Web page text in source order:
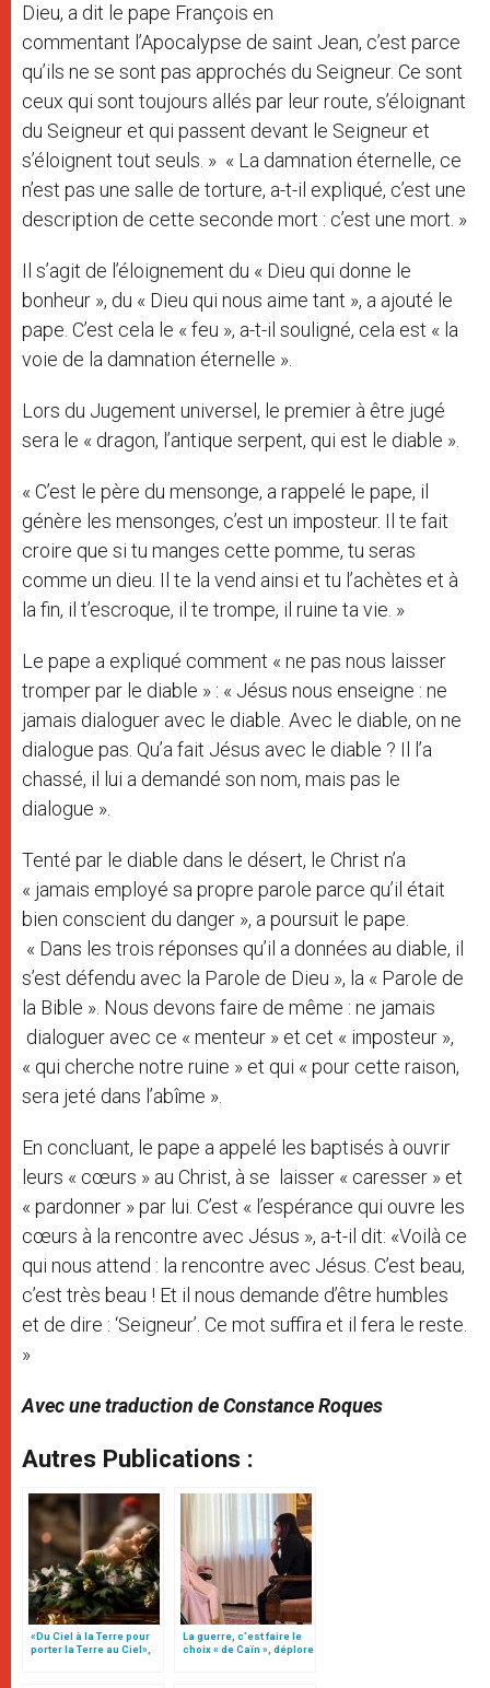
Dieu, a dit le pape François en
commentant l’Apocalypse de saint Jean, c’est parce
qu’ils ne se sont pas approchés du Seigneur. Ce sont
ceux qui sont toujours allés par leur route, s’éloignant
du Seigneur et qui passent devant le Seigneur et
s’éloignent tout seuls. » « La damnation éternelle, ce
n’est pas une salle de torture, a-t-il expliqué, c’est une
description de cette seconde mort : c’est une mort. »
Il s’agit de l’éloignement du « Dieu qui donne le
bonheur », du « Dieu qui nous aime tant », a ajouté le
pape. C’est cela le « feu », a-t-il souligné, cela est « la
voie de la damnation éternelle ».
Lors du Jugement universel, le premier à être jugé
sera le « dragon, l’antique serpent, qui est le diable ».
« C’est le père du mensonge, a rappelé le pape, il
génère les mensonges, c’est un imposteur. Il te fait
croire que si tu manges cette pomme, tu seras
comme un dieu. Il te la vend ainsi et tu l’achètes et à
la fin, il t’escroque, il te trompe, il ruine ta vie. »
Le pape a expliqué comment « ne pas nous laisser
tromper par le diable » : « Jésus nous enseigne : ne
jamais dialoguer avec le diable. Avec le diable, on ne
dialogue pas. Qu’a fait Jésus avec le diable ? Il l’a
chassé, il lui a demandé son nom, mais pas le
dialogue ».
Tenté par le diable dans le désert, le Christ n’a
« jamais employé sa propre parole parce qu’il était
bien conscient du danger », a poursuit le pape.
« Dans les trois réponses qu’il a données au diable, il
s’est défendu avec la Parole de Dieu », la « Parole de
la Bible ». Nous devons faire de même : ne jamais
dialoguer avec ce « menteur » et cet « imposteur »,
« qui cherche notre ruine » et qui « pour cette raison,
sera jeté dans l’abîme ».
En concluant, le pape a appelé les baptisés à ouvrir
leurs « cœurs » au Christ, à se laisser « caresser » et
« pardonner » par lui. C’est « l’espérance qui ouvre les
cœurs à la rencontre avec Jésus », a-t-il dit: «Voilà ce
qui nous attend : la rencontre avec Jésus. C’est beau,
c’est très beau ! Et il nous demande d’être humbles
et de dire : ‘Seigneur’. Ce mot suffira et il fera le reste.
»
Avec une traduction de Constance Roques
Autres Publications :
«Du Ciel à la Terre pour
porter la Terre au Ciel»,
La guerre, c’est faire le
choix « de Caïn », déplore